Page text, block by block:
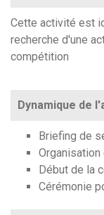
Cette activité est
recherche d'une
compétition
Dynamique de
Briefing de
Début de la
Cérémonie